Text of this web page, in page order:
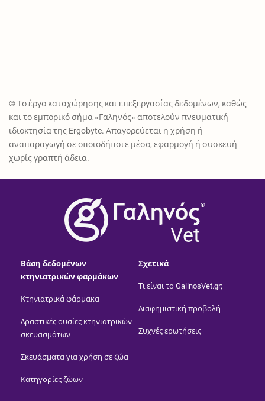
© Το έργο καταχώρησης και επεξεργασίας δεδομένων, καθώς
και το εμπορικό σήμα «Γαληνός» αποτελούν πνευματική
ιδιοκτησία της Ergobyte. Απαγορεύεται η χρήση ή
αναπαραγωγή σε οποιοδήποτε μέσο, εφαρμογή ή συσκευή
χωρίς γραπτή άδεια.
®
Vet
Βάση δεδομένων
κτηνιατρικών φαρμάκων
Κτηνιατρικά φάρμακα
Δραστικές ουσίες κτηνιατρικών
σκευασμάτων
Σκευάσματα για χρήση σε ζώα
Κατηγορίες ζώων
Σχετικά
Τι είναι το GalinosVet.gr;
Διαφημιστική προβολή
Συχνές ερωτήσεις